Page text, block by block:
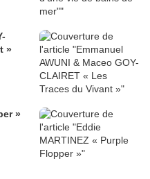
»
»